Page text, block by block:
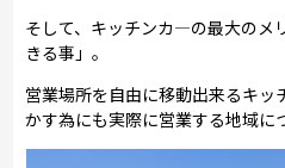
そして、キッチンカ―の最大のメ
きる事」。
営業場所を自由に移動出来るキ
かす為にも実際に営業する地域に